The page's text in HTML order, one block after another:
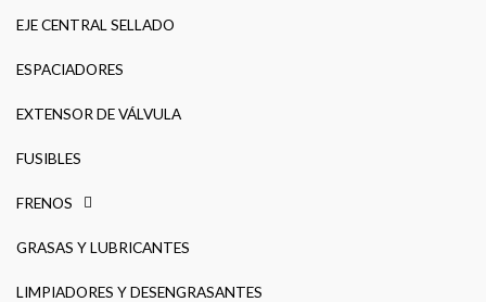
EJE CENTRAL SELLADO
ESPACIADORES
EXTENSOR DE VÁLVULA
FUSIBLES
FRENOS
GRASAS Y LUBRICANTES
LIMPIADORES Y DESENGRASANTES